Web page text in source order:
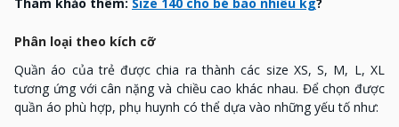
Tham khảo thêm: Size 140 cho bé bao nhiêu kg?
Phân loại theo kích cỡ
Quần áo của trẻ được chia ra thành các size XS, S, M, L, XL
tương ứng với cân nặng và chiều cao khác nhau. Để chọn được
quần áo phù hợp, phụ huynh có thể dựa vào những yếu tố như: